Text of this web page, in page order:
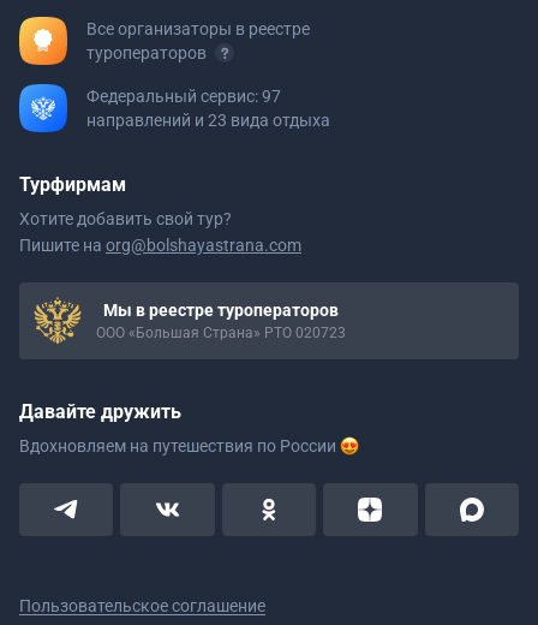
Все организаторы в реестре
туроператоров
Федеральный сервис: 97
направлений и 23 вида отдыха
Турфирмам
Хотите добавить свой тур?
Пишите на org@bolshayastrana.com
Мы в реестре туроператоров
ООО «Большая Страна» РТО 020723
Давайте дружить
Вдохновляем на путешествия по России
Пользовательское соглашение